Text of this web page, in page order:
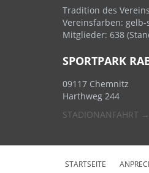
Tradition des
Vereinsfarben: gelb-
Mitglieder: 638
SPORTPARK
09117 Chemnitz
Harthweg 244
STADIONANFAHRT →
STARTSEITE